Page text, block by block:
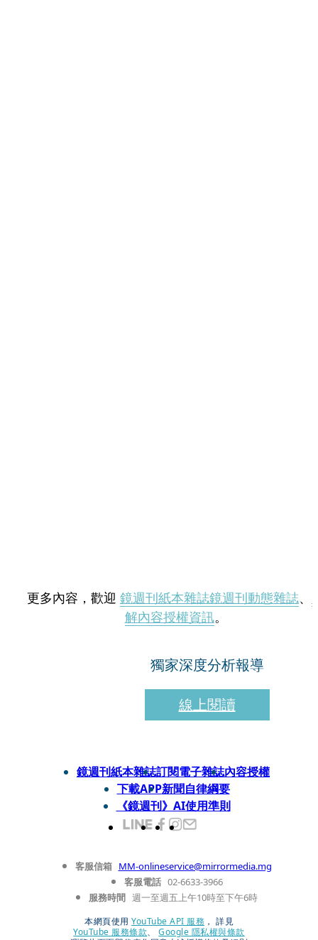
更多內容，歡迎 鏡週刊紙本雜誌鏡週刊動態雜誌、
解內容授權資訊。
獨家深度分析報導
線上閱讀
鏡週刊紙本雜誌訂閱電子雜誌內容授權
下載APP新聞自律綱要
《鏡週刊》AI使用準則
客服信箱 MM-onlineservice@mirrormedia.mg
客服電話 02-6633-3966
服務時間 週一至週五上午10時至下午6時
本網頁使用 YouTube API 服務 ， 詳見
YouTube 服務條款、
Google 隱私權與條款